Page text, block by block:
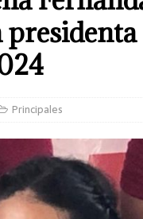
presidenta
Principales